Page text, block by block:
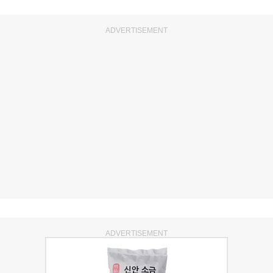
ADVERTISEMENT
ADVERTISEMENT